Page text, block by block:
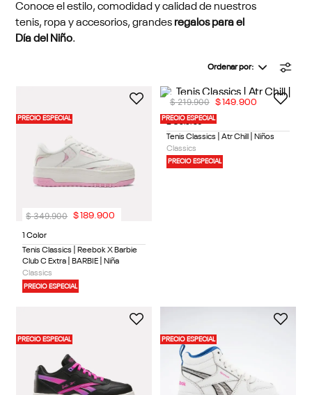
Conoce el estilo, comodidad y calidad de nuestros
tenis, ropa y accesorios, grandes regalos para el
Día del Niño.
Ordenar por
PRECIO ESPECIAL
1 Color
Tenis Classics | Reebok X Barbie
Club C Extra | BARBIE | Niña
Classics
PRECIO ESPECIAL
$ 349.900 $ 189.900
PRECIO ESPECIAL
2 Colores
Tenis Classics | Atr Chill | Niños
Classics
PRECIO ESPECIAL
$ 219.900 $149.900
PRECIO ESPECIAL PRECIO ESPECIAL